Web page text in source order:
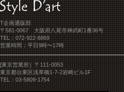
T企画通販部
〒581-0067 大阪府八尾市神武町1番36号
TEL：072-922-8869
営業時間：平日9時〜17時
[東京営業所］〒111-0053
東京都台東区浅草橋1-7-2岩崎ビル1F
TEL：03-5809-1754